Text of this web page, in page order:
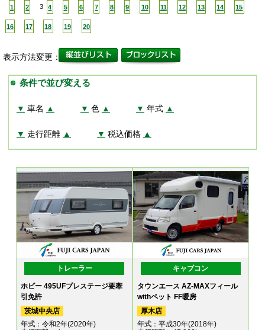
1 2 3 4 5 6 7 8 9 10 11 12 13 14 15
16 17 18 19 20
表示方法変更：
条件で並び変える
▼ 車名 ▲ ▼ 色 ▲ ▼ 年式 ▲
▼ 走行距離 ▲ ▼ 税込価格 ▲
トレーラー
ホビー 495UFプレステージ要牽
引免許
茨城中央店
年式 ：令和2年(2020年)
キャブコン
タウンエース AZ-MAXフィール
withペット FF暖房
厚木店
年式：平成30年(2018年)